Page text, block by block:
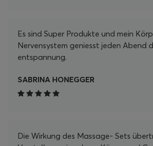
mit meinem Pranamat Set! Danke,
Es sind Super Produkte und mein
Nervensystem geniesst jeden Abend
entspannung.
SABRINA HONEGGER
Die Wirkung des Massage- Sets